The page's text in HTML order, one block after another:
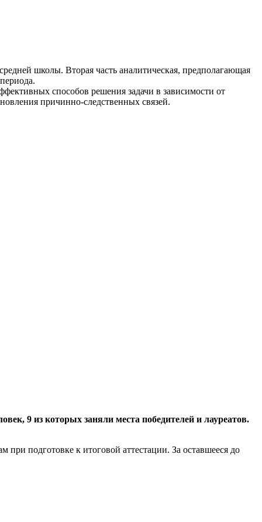
школы. Вторая часть аналитическая, предполагающая
способов решения задачи в зависимости от
причинно-следственных связей.
9 из которых заняли места победителей и лауреатов.
подготовке к итоговой аттестации. За оставшееся до